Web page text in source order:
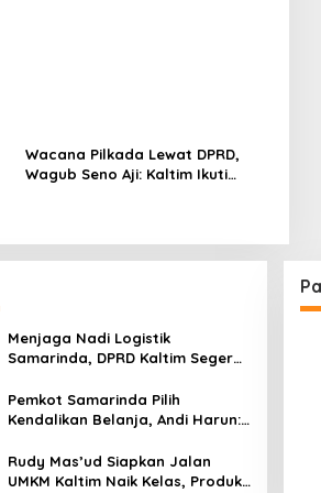
Wacana Pilkada Lewat DPRD,
Wagub Seno Aji: Kaltim Ikuti
Menjaga Nadi Logistik
Samarinda, DPRD Kaltim Segera
Pemkot Samarinda Pilih
Kendalikan Belanja, Andi Harun:
daripada Berutang
Rudy Mas’ud Siapkan Jalan
UMKM Kaltim Naik Kelas, Produk